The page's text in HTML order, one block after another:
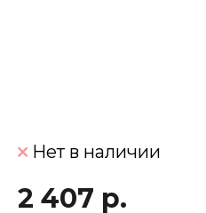
Нет в наличии
2 407 р.